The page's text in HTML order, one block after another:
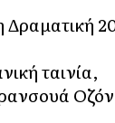
ταινία,